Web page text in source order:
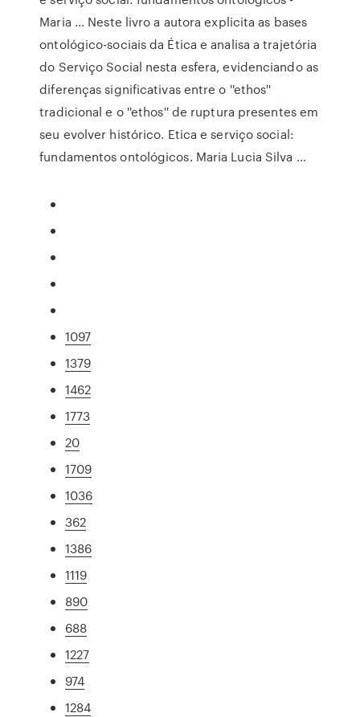
Maria ... Neste livro a autora explicita as bases
ontológico-sociais da Ética e analisa a trajetória
do Serviço Social nesta esfera, evidenciando as
diferenças significativas entre o ''ethos''
tradicional e o ''ethos'' de ruptura presentes em
seu evolver histórico. Etica e serviço social:
fundamentos ontológicos. Maria Lucia Silva …
1097
1379
1462
1773
20
1709
1036
362
1386
1119
890
688
1227
974
1284